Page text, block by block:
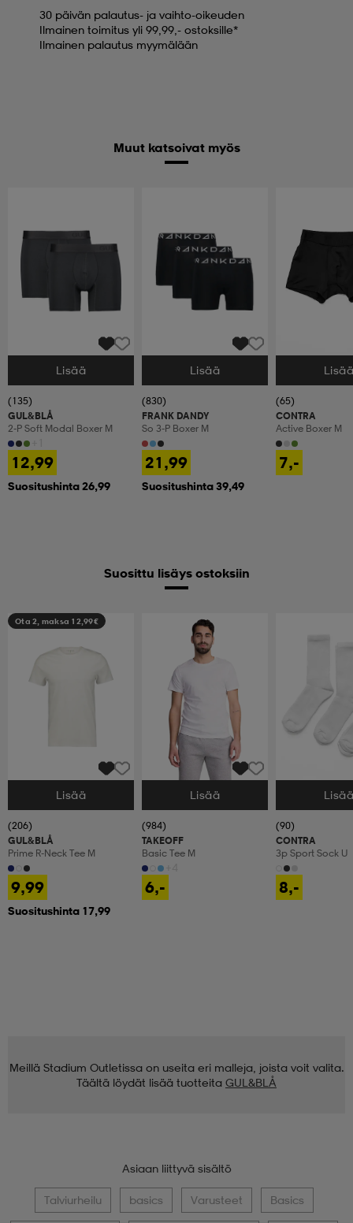
30 päivän palautus- ja vaihto-oikeuden
Ilmainen toimitus yli 99,99,- ostoksille*
Ilmainen palautus myymälään
Muut katsoivat myös
Valitse Koko
Lisää
(135)
GUL&BLÅ
2-P Soft Modal Boxer M
12,99
Suositushinta 26,99
Valitse Koko
Lisää
(830)
FRANK DANDY
So 3-P Boxer M
21,99
Suositushinta 39,49
Valitse Koko
(65)
CONTRA
Active Boxer M
7,-
Suosittu lisäys ostoksiin
Ota 2, maksa 12,99€
Valitse Koko
Lisää
(206)
GUL&BLÅ
Prime R-Neck Tee M
9,99
Suositushinta 17,99
Valitse Koko
Lisää
(984)
TAKEOFF
Basic Tee M
6,-
Valitse Koko
(90)
CONTRA
3p Sport Sock U
8,-
Meillä Stadium Outletissa on useita eri malleja, joista voit valita.
Täältä löydät lisää tuotteita GUL&BLÅ
Asiaan liittyvä sisältö
Talviurheilu basics Varusteet Basics